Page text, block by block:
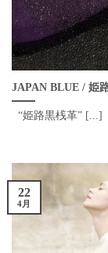
JAPAN BLUE / 姫
“姫路黒桟革” [...]
22
4月